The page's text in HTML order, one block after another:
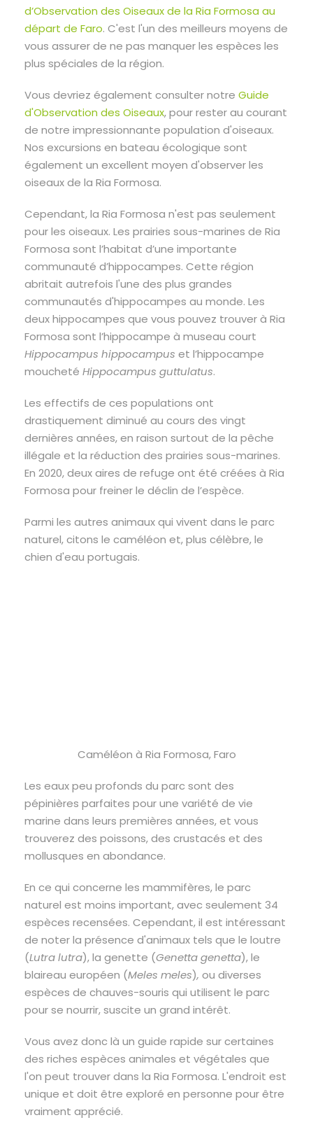
d’Observation des Oiseaux de la Ria Formosa au
départ de Faro. C'est l'un des meilleurs moyens de
vous assurer de ne pas manquer les espèces les
plus spéciales de la région.
Vous devriez également consulter notre Guide
d'Observation des Oiseaux, pour rester au courant
de notre impressionnante population d'oiseaux.
Nos excursions en bateau écologique sont
également un excellent moyen d'observer les
oiseaux de la Ria Formosa.
Cependant, la Ria Formosa n'est pas seulement
pour les oiseaux. Les prairies sous-marines de Ria
Formosa sont l’habitat d’une importante
communauté d’hippocampes. Cette région
abritait autrefois l'une des plus grandes
communautés d'hippocampes au monde. Les
deux hippocampes que vous pouvez trouver à Ria
Formosa sont l’hippocampe à museau court
Hippocampus hippocampus et l’hippocampe
moucheté Hippocampus guttulatus.
Les effectifs de ces populations ont
drastiquement diminué au cours des vingt
dernières années, en raison surtout de la pêche
illégale et la réduction des prairies sous-marines.
En 2020, deux aires de refuge ont été créées à Ria
Formosa pour freiner le déclin de l’espèce.
Parmi les autres animaux qui vivent dans le parc
naturel, citons le caméléon et, plus célèbre, le
chien d'eau portugais.
Caméléon à Ria Formosa, Faro
Les eaux peu profonds du parc sont des
pépinières parfaites pour une variété de vie
marine dans leurs premières années, et vous
trouverez des poissons, des crustacés et des
mollusques en abondance.
En ce qui concerne les mammifères, le parc
naturel est moins important, avec seulement 34
espèces recensées. Cependant, il est intéressant
de noter la présence d'animaux tels que le loutre
(Lutra lutra), la genette (Genetta genetta), le
blaireau européen (Meles meles), ou diverses
espèces de chauves-souris qui utilisent le parc
pour se nourrir, suscite un grand intérêt.
Vous avez donc là un guide rapide sur certaines
des riches espèces animales et végétales que
l'on peut trouver dans la Ria Formosa. L'endroit est
unique et doit être exploré en personne pour être
vraiment apprécié.